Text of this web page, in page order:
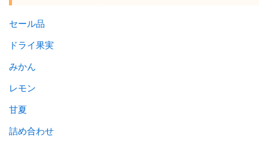
セール品
ドライ果実
みかん
レモン
甘夏
詰め合わせ